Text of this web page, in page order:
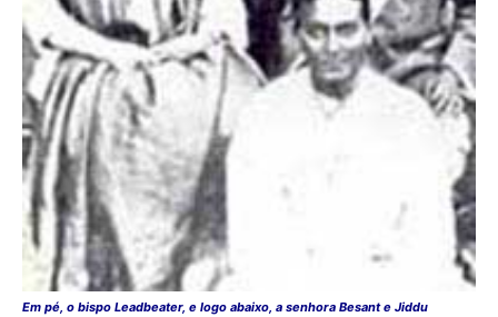
Em pé, o bispo Leadbeater, e logo abaixo, a senhora Besant e Jiddu